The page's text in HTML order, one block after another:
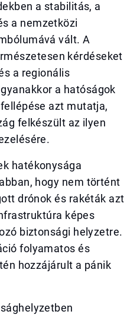
a stabilitás, a
a nemzetközi
vált. A
kérdéseket
a regionális
a hatóságok
azt mutatja,
felkészült az ilyen
hatékonysága
hogy nem történt
drónok és rakéták azt
képes
biztonsági helyzetre.
folyamatos és
hozzájárult a pánik